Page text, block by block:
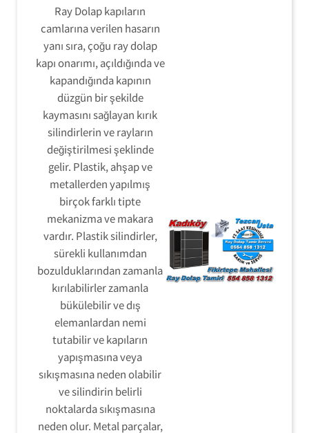
Ray Dolap kapıların
camlarına verilen hasarın
yanı sıra, çoğu ray dolap
kapı onarımı, açıldığında ve
kapandığında kapının
düzgün bir şekilde
kaymasını sağlayan kırık
silindirlerin ve rayların
değiştirilmesi şeklinde
gelir. Plastik, ahşap ve
metallerden yapılmış
birçok farklı tipte
mekanizma ve makara
vardır. Plastik silindirler,
sürekli kullanımdan
bozulduklarından zamanla
kırılabilirler zamanla
bükülebilir ve dış
elemanlardan nemi
tutabilir ve kapıların
yapışmasına veya
sıkışmasına neden olabilir
ve silindirin belirli
noktalarda sıkışmasına
neden olur. Metal parçalar,